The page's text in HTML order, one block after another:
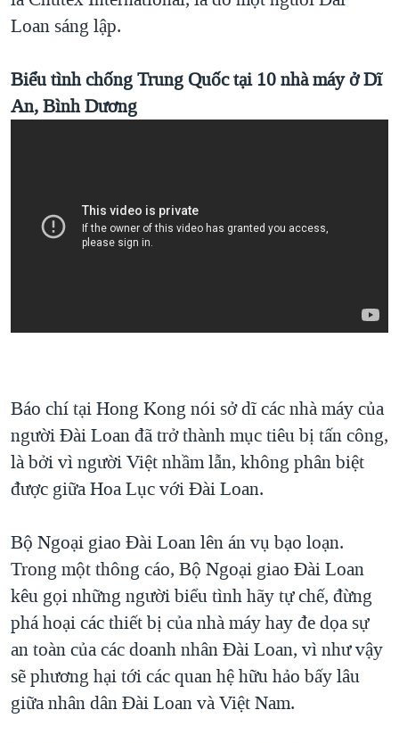
Loan sáng lập.
Biểu tình chống Trung Quốc tại 10 nhà máy ở Dĩ
An, Bình Dương
Báo chí tại Hong Kong nói sở dĩ các nhà máy của
người Đài Loan đã trở thành mục tiêu bị tấn công,
là bởi vì người Việt nhầm lẫn, không phân biệt
được giữa Hoa Lục với Đài Loan.
Bộ Ngoại giao Đài Loan lên án vụ bạo loạn.
Trong một thông cáo, Bộ Ngoại giao Đài Loan
kêu gọi những người biểu tình hãy tự chế, đừng
phá hoại các thiết bị của nhà máy hay đe dọa sự
an toàn của các doanh nhân Đài Loan, vì như vậy
sẽ phương hại tới các quan hệ hữu hảo bấy lâu
giữa nhân dân Đài Loan và Việt Nam.